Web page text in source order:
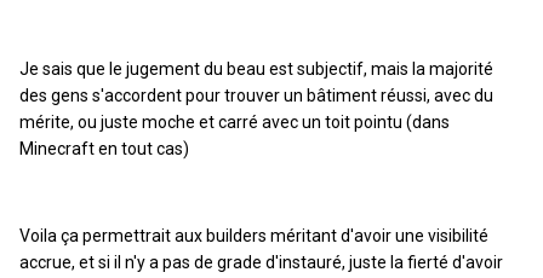
Je sais que le jugement du beau est subjectif, mais la majorité
des gens s'accordent pour trouver un bâtiment réussi, avec du
mérite, ou juste moche et carré avec un toit pointu (dans
Minecraft en tout cas)
Voila ça permettrait aux builders méritant d'avoir une visibilité
accrue, et si il n'y a pas de grade d'instauré, juste la fierté d'avoir